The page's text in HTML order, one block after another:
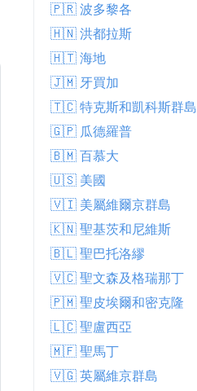
週六 8. 8月
Patchy rain
nearby
28.4°C
27.3°C
🇵🇷 波多黎各
🇭🇳 洪都拉斯
🇭🇹 海地
🇯🇲 牙買加
🇹🇨 特克斯和凱科斯群島
🇬🇵 瓜德羅普
🇧🇲 百慕大
🇺🇸 美國
🇻🇮 美屬維爾京群島
🇰🇳 聖基茨和尼維斯
🇧🇱 聖巴托洛繆
🇻🇨 聖文森及格瑞那丁
🇵🇲 聖皮埃爾和密克隆
🇱🇨 聖盧西亞
🇲🇫 聖馬丁
🇻🇬 英屬維京群島